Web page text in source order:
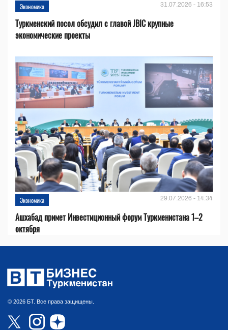
Экономика 31.07.2026 - 16:53
Туркменский посол обсудил с главой JBIC крупные
экономические проекты
Экономика 29.07.2026 - 14:34
Ашхабад примет Инвестиционный форум Туркменистана 1–2
октября
© 2026 БТ. Все права защищены.